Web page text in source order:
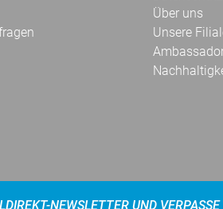
Über uns
Unsere
NEWSLETTER UND